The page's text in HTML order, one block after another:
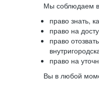
Мы соблюдаем
право знать,
право на
право
право на
Вы в любой